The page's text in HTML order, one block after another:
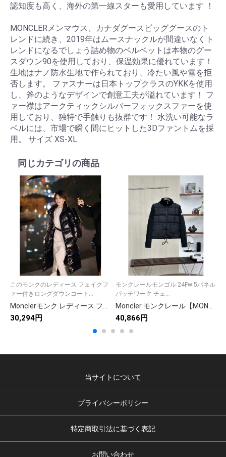
認知度も高く、海外の第一線スターも愛用しています ！
MONCLERメンマウス、カナダグースビッググースのト
レンドに続き、2019年はムースナックルが間違いなくト
レンドになるでしょう詰め物のベルベットは本物のグー
スダウン90を使用しており、保温効果に優れています！
生地はナノ防水生地で作られており、冷たい風や雪を拒
否します。 ファスナーは日本トップクラスのYKKを使用
し、斧のようなデザインで創意工夫が溢れています！ フ
ァー襟はアークティックシルバーフォックスファーを使
用しており、独特で手触りも抜群です！ 水洗い可能なラ
ベルには、市場で瞬く間にヒットした3Dファントムを採
用。 サイズ XS-XL
同じカテゴリの商品
このモンクのレディース フェイクフ
ァー付きロングダウンコート...
30,294円
モンクレールモンゴル 24Fw 5パネル
パッチワーク チェ...
40,866円
当サイトについて
プライバシーポリシー
特定商取引法に基づく表記
お問い合わせ